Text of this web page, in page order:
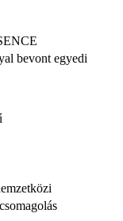
bevont egyedi